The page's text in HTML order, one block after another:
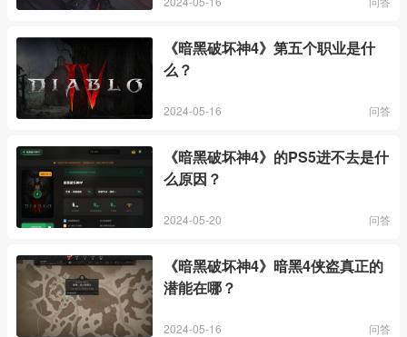
《暗黑破坏神4》第五个职业是什
么？
2024-05-16 问答
《暗黑破坏神4》的PS5进不去是什
么原因？
2024-05-20 问答
《暗黑破坏神4》暗黑4侠盗真正的
潜能在哪？
2024-05-16 问答